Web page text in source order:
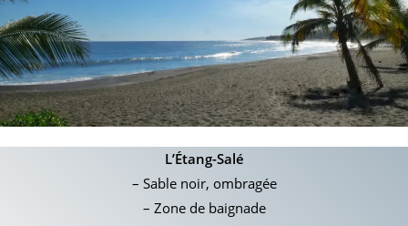
L’Étang-Salé
– Sable noir, ombragée
– Zone de baignade